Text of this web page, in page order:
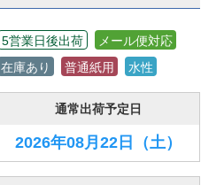
5営業日後出荷
メール便対応
在庫あり
普通紙用 水性
通常出荷予定日
2026年08月22日 （土）